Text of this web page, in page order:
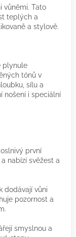
vůněmi. Tato
teplých a
a stylově.
plynule
tónů v
sílu a
nošení i speciální
první
nabízí svěžest a
dodávají vůni
pozornost a
smyslnou a